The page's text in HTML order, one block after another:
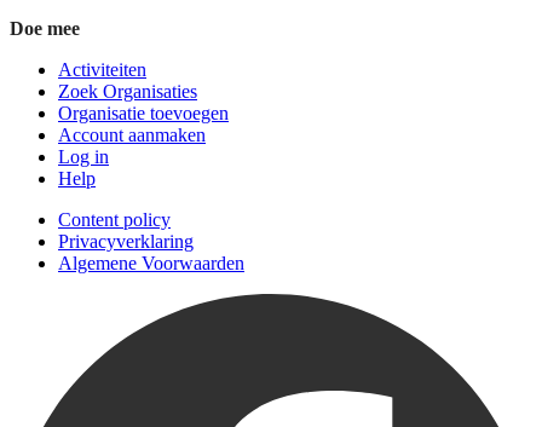
Doe mee
Activiteiten
Zoek Organisaties
Organisatie toevoegen
Account aanmaken
Log in
Help
Content policy
Privacyverklaring
Algemene Voorwaarden